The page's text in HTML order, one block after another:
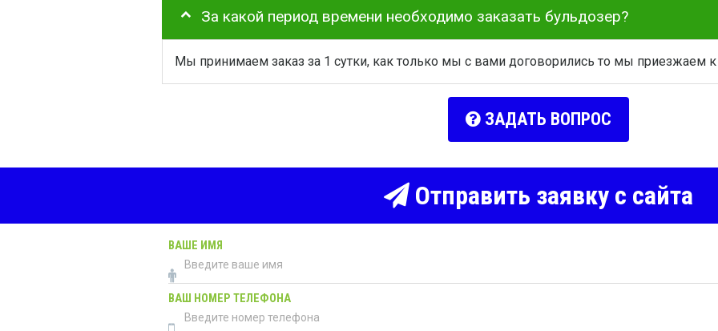
За какой период времени необходимо заказать бульдозер?
Мы принимаем заказ за 1 сутки, как только мы с вами договорились то мы приезжаем
ЗАДАТЬ ВОПРОС
Отправить заявку с сайта
ВАШЕ ИМЯ
ВАШ НОМЕР ТЕЛЕФОНА